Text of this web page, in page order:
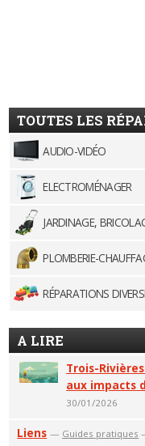
TOUTES LES
AUDIO-VIDÉO
ELECTROMÉNAGER
JARDINAGE,
PLOMBERIE-
RÉPARATIONS
A LIRE
Trois-
aux impacts
30/01/2026
Liens — Guides pratiques